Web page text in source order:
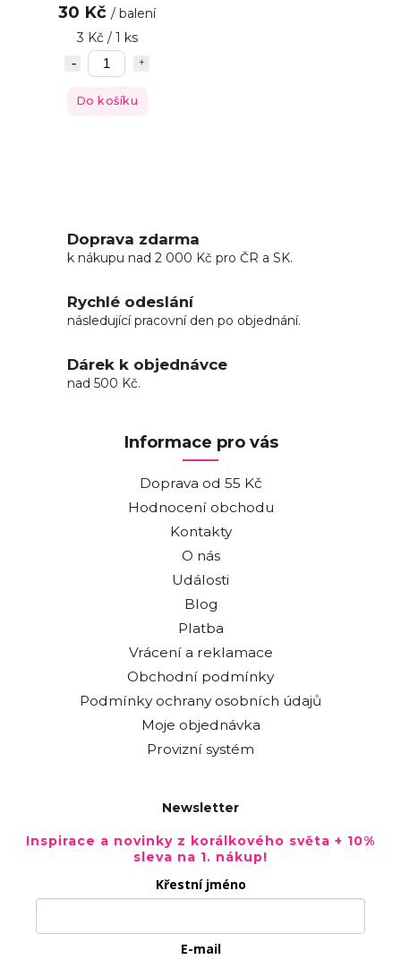
30 Kč / balení
3 Kč / 1 ks
Do košíku
Doprava zdarma
k nákupu nad 2 000 Kč pro ČR a SK.
Rychlé odeslání
následující pracovní den po objednání.
Dárek k objednávce
nad 500 Kč.
Informace pro vás
Doprava od 55 Kč
Hodnocení obchodu
Kontakty
O nás
Události
Blog
Platba
Vrácení a reklamace
Obchodní podmínky
Podmínky ochrany osobních údajů
Moje objednávka
Provizní systém
Newsletter
Inspirace a novinky z korálkového světa + 10%
sleva na 1. nákup!
Křestní jméno
E-mail